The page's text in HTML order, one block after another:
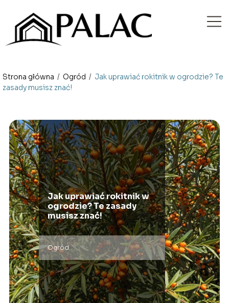
Strona główna / Ogród / Jak uprawiać rokitnik w ogrodzie? Te
zasady musisz znać!
Jak uprawiać rokitnik w
ogrodzie? Te zasady
musisz znać!
Ogród